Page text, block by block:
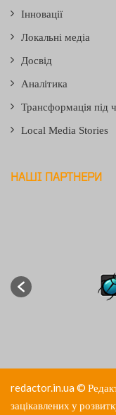
Інновації
Локальні медіа
Досвід
Аналітика
Трансформація під
Local Media Stories
НАШІ ПАРТНЕРИ
redactor.in.ua©
зацікавлених у